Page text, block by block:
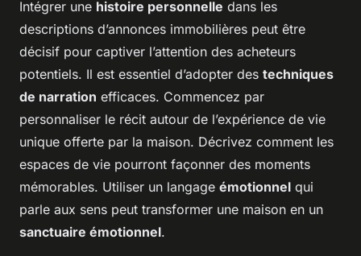
Intégrer une histoire personnelle dans les
descriptions d’annonces immobilières peut être
décisif pour captiver l’attention des acheteurs
potentiels. Il est essentiel d’adopter des techniques
de narration efficaces. Commencez par
personnaliser le récit autour de l’expérience de vie
unique offerte par la maison. Décrivez comment les
espaces de vie pourront façonner des moments
mémorables. Utiliser un langage émotionnel qui
parle aux sens peut transformer une maison en un
sanctuaire émotionnel.